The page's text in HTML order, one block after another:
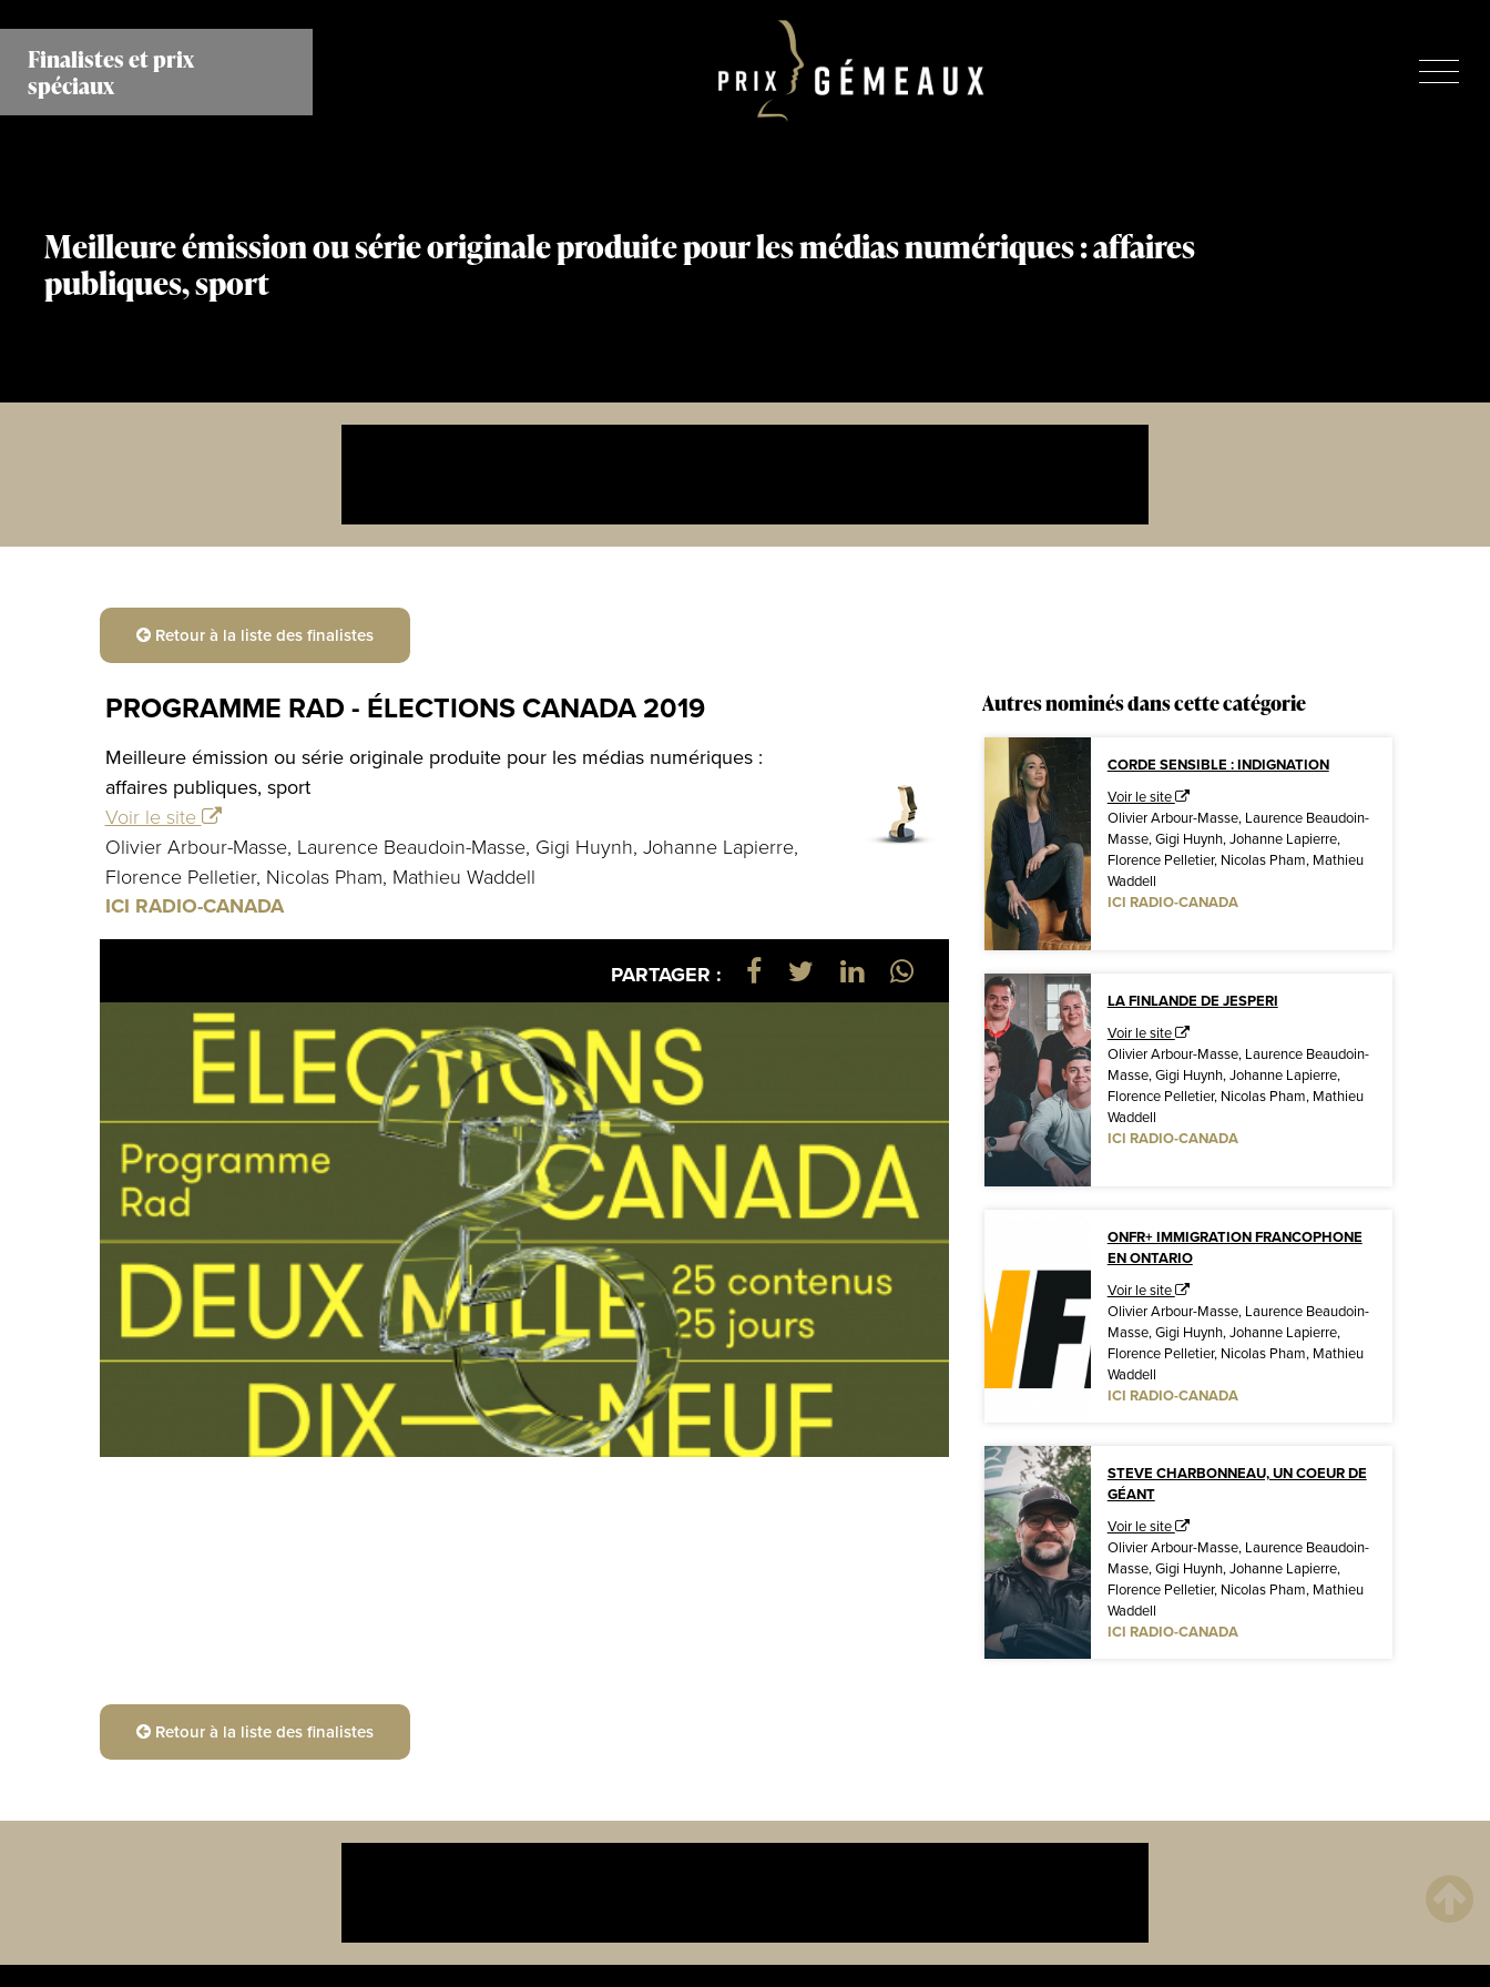
contenu
principal
Finalistes et prix
spéciaux
Meilleure émission ou série originale produite pour les médias numériques : affaires
publiques, sport
Retour à la liste des finalistes
PROGRAMME RAD - ÉLECTIONS CANADA 2019
Meilleure émission ou série originale produite pour les médias numériques :
affaires publiques, sport
Voir le site
Olivier Arbour-Masse, Laurence Beaudoin-Masse, Gigi Huynh, Johanne Lapierre,
Florence Pelletier, Nicolas Pham, Mathieu Waddell
ICI RADIO-CANADA
PARTAGER :
Autres nominés dans cette catégorie
CORDE SENSIBLE : INDIGNATION
Voir le site
Olivier Arbour-Masse, Laurence Beaudoin-
Masse, Gigi Huynh, Johanne Lapierre,
Florence Pelletier, Nicolas Pham, Mathieu
Waddell
ICI RADIO-CANADA
LA FINLANDE DE JESPERI
Voir le site
Olivier Arbour-Masse, Laurence Beaudoin-
Masse, Gigi Huynh, Johanne Lapierre,
Florence Pelletier, Nicolas Pham, Mathieu
Waddell
ICI RADIO-CANADA
ONFR+ IMMIGRATION FRANCOPHONE
EN ONTARIO
Voir le site
Olivier Arbour-Masse, Laurence Beaudoin-
Masse, Gigi Huynh, Johanne Lapierre,
Florence Pelletier, Nicolas Pham, Mathieu
Waddell
ICI RADIO-CANADA
STEVE CHARBONNEAU, UN COEUR DE
GÉANT
Voir le site
Olivier Arbour-Masse, Laurence Beaudoin-
Masse, Gigi Huynh, Johanne Lapierre,
Florence Pelletier, Nicolas Pham, Mathieu
Waddell
ICI RADIO-CANADA
Retour à la liste des finalistes